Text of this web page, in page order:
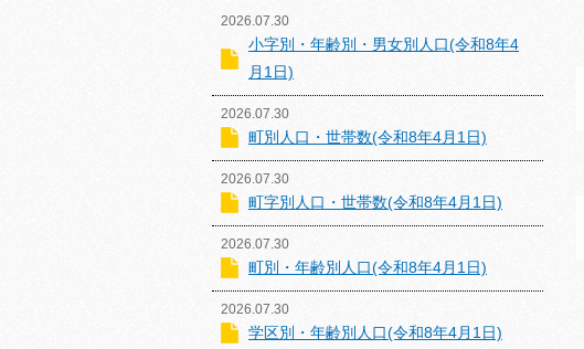
2026.07.30
小字別・年齢別・男女別人口(令和8年4
月1日)
2026.07.30
町別人口・世帯数(令和8年4月1日)
2026.07.30
町字別人口・世帯数(令和8年4月1日)
2026.07.30
町別・年齢別人口(令和8年4月1日)
2026.07.30
学区別・年齢別人口(令和8年4月1日)